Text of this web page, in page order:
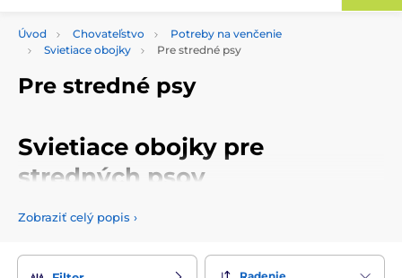
Úvod Chovateľstvo
Potreby na venčenie
Svietiace obojky
Pre stredné psy
Pre stredné psy
Svietiace obojky pre
stredných psov
Ak venčíte psa večer na voľno alebo ho necháte vybehnúť na
Zobraziť celý popis ›